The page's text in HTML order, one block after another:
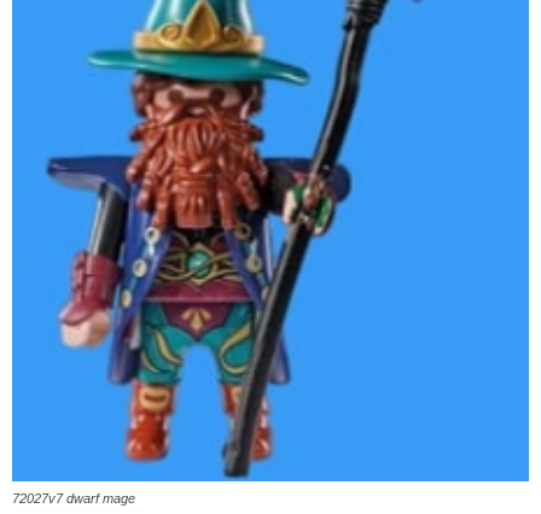
72027v7 dwarf mage